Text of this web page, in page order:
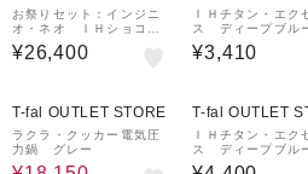
お祭りセット：インジニ
オ・ネオ ＩＨショコ
ラ・アンリミテッド セ
ット１０②
¥26,400
ＩＨチタン・エク
ス ディープブル
ライパン ２０ｃｍ
¥3,410
T-fal OUTLET STORE
ラクラ・クッカー電気圧
力鍋 グレー
T-fal OUTLET
ＩＨチタン・エク
ス ディープブル
ライパン ２８ｃｍ